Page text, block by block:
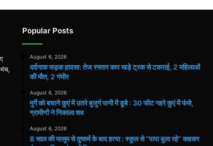
Popular Posts
August 6, 2026
दर्दनाक सड़क हादसा: तेज रफ्तार कार खड़े ट्रक से टकराई, 2 महिलाओं
की मौत, 2 गंभीर
August 6, 2026
मुर्गे को बचाने कुएं में उतरे बुजुर्ग पानी में डूबे : 30 फीट गहरे कुएं में फंसे,
ग्रामीणों ने निकाला शव
August 6, 2026
8 साल की मासूम से दुष्कर्म के बाद हत्या : स्कूल से “पापा बुला रहे” कहकर